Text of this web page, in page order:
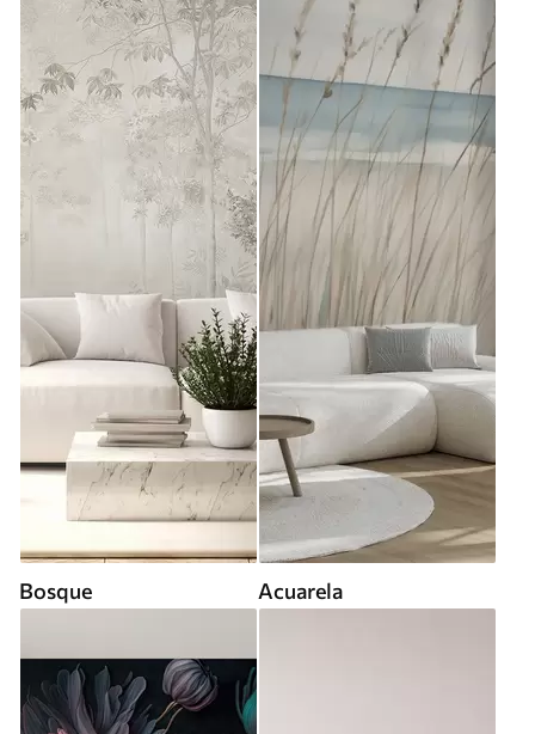
Bosque Acuarela